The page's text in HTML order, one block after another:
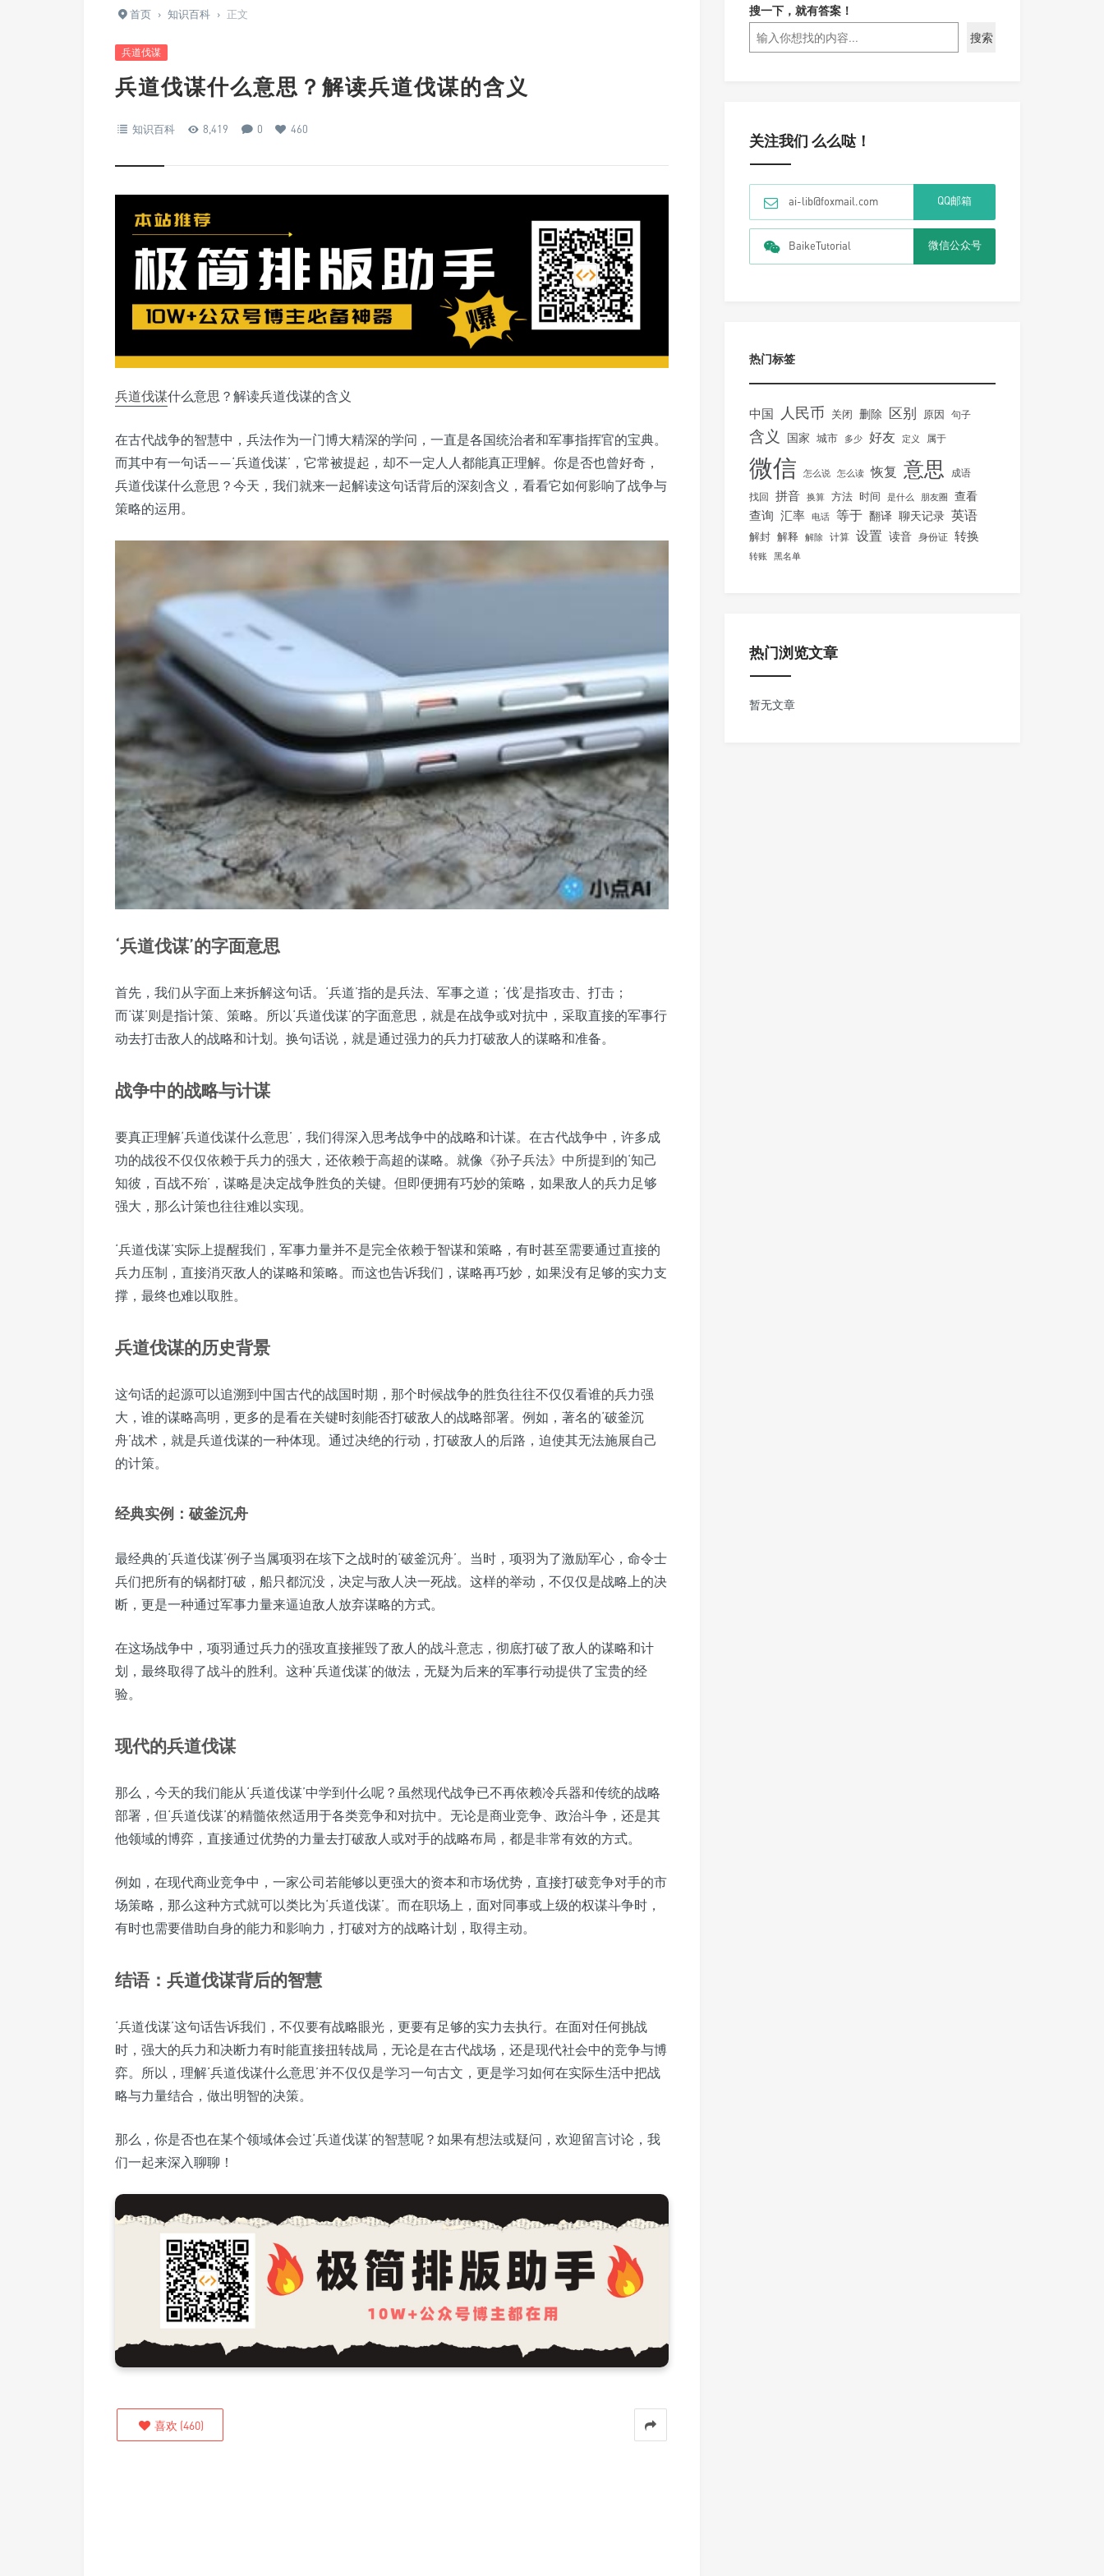
首页 › 知识百科 › 正文
兵道伐谋
兵道伐谋什么意思？解读兵道伐谋的含义
知识百科 8,419 0 460
兵道伐谋什么意思？解读兵道伐谋的含义
在古代战争的智慧中，兵法作为一门博大精深的学问，一直是各国统治者和军事指挥官的宝典。
而其中有一句话——‘兵道伐谋’，它常被提起，却不一定人人都能真正理解。你是否也曾好奇，
兵道伐谋什么意思？今天，我们就来一起解读这句话背后的深刻含义，看看它如何影响了战争与
策略的运用。
‘兵道伐谋’的字面意思
首先，我们从字面上来拆解这句话。‘兵道’指的是兵法、军事之道；‘伐’是指攻击、打击；
而‘谋’则是指计策、策略。所以‘兵道伐谋’的字面意思，就是在战争或对抗中，采取直接的军事行
动去打击敌人的战略和计划。换句话说，就是通过强力的兵力打破敌人的谋略和准备。
战争中的战略与计谋
要真正理解‘兵道伐谋什么意思’，我们得深入思考战争中的战略和计谋。在古代战争中，许多成
功的战役不仅仅依赖于兵力的强大，还依赖于高超的谋略。就像《孙子兵法》中所提到的‘知己
知彼，百战不殆’，谋略是决定战争胜负的关键。但即便拥有巧妙的策略，如果敌人的兵力足够
强大，那么计策也往往难以实现。
‘兵道伐谋’实际上提醒我们，军事力量并不是完全依赖于智谋和策略，有时甚至需要通过直接的
兵力压制，直接消灭敌人的谋略和策略。而这也告诉我们，谋略再巧妙，如果没有足够的实力支
撑，最终也难以取胜。
兵道伐谋的历史背景
这句话的起源可以追溯到中国古代的战国时期，那个时候战争的胜负往往不仅仅看谁的兵力强
大，谁的谋略高明，更多的是看在关键时刻能否打破敌人的战略部署。例如，著名的‘破釜沉
舟’战术，就是兵道伐谋的一种体现。通过决绝的行动，打破敌人的后路，迫使其无法施展自己
的计策。
经典实例：破釜沉舟
最经典的‘兵道伐谋’例子当属项羽在垓下之战时的‘破釜沉舟’。当时，项羽为了激励军心，命令士
兵们把所有的锅都打破，船只都沉没，决定与敌人决一死战。这样的举动，不仅仅是战略上的决
断，更是一种通过军事力量来逼迫敌人放弃谋略的方式。
在这场战争中，项羽通过兵力的强攻直接摧毁了敌人的战斗意志，彻底打破了敌人的谋略和计
划，最终取得了战斗的胜利。这种‘兵道伐谋’的做法，无疑为后来的军事行动提供了宝贵的经
验。
现代的兵道伐谋
那么，今天的我们能从‘兵道伐谋’中学到什么呢？虽然现代战争已不再依赖冷兵器和传统的战略
部署，但‘兵道伐谋’的精髓依然适用于各类竞争和对抗中。无论是商业竞争、政治斗争，还是其
他领域的博弈，直接通过优势的力量去打破敌人或对手的战略布局，都是非常有效的方式。
例如，在现代商业竞争中，一家公司若能够以更强大的资本和市场优势，直接打破竞争对手的市
场策略，那么这种方式就可以类比为‘兵道伐谋’。而在职场上，面对同事或上级的权谋斗争时，
有时也需要借助自身的能力和影响力，打破对方的战略计划，取得主动。
结语：兵道伐谋背后的智慧
‘兵道伐谋’这句话告诉我们，不仅要有战略眼光，更要有足够的实力去执行。在面对任何挑战
时，强大的兵力和决断力有时能直接扭转战局，无论是在古代战场，还是现代社会中的竞争与博
弈。所以，理解‘兵道伐谋什么意思’并不仅仅是学习一句古文，更是学习如何在实际生活中把战
略与力量结合，做出明智的决策。
那么，你是否也在某个领域体会过‘兵道伐谋’的智慧呢？如果有想法或疑问，欢迎留言讨论，我
们一起来深入聊聊！
喜欢 (460)
搜一下，就有答案！
搜索
关注我们 么么哒！
ai-lib@foxmail.com QQ邮箱
BaikeTutorial 微信公众号
热门标签
中国 人民币 关闭 删除 区别 原因 句子
含义 国家 城市 多少 好友 定义 属于
微信 怎么说 怎么读 恢复 意思 成语
找回 拼音 换算 方法 时间 是什么 朋友圈 查看
查询 汇率 电话 等于 翻译 聊天记录 英语
解封 解释 解除 计算 设置 读音 身份证 转换
转账 黑名单
热门浏览文章
暂无文章